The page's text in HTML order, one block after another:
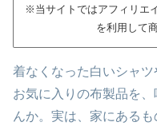
※当サイトではアフィリエ
を利用して
着なくなった白いシャ
お気に入りの布製品を
んか。実は、家にある